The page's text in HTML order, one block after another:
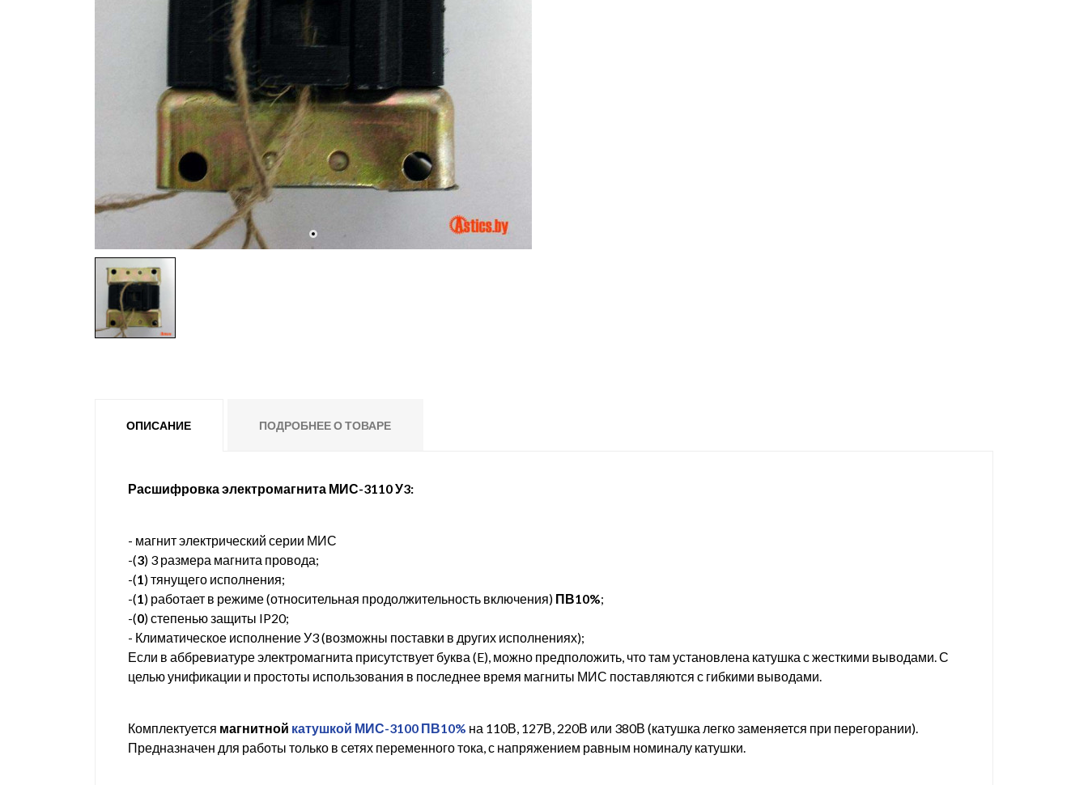
ОПИСАНИЕ ПОДРОБНЕЕ О ТОВАРЕ
Расшифровка электромагнита МИС-3110 У3:
- магнит электрический серии МИС
-(3) 3 размера магнита провода;
-(1) тянущего исполнения;
-(1) работает в режиме (относительная продолжительность включения) ПВ10%;
-(0) степенью защиты IP20;
- Климатическое исполнение У3 (возможны поставки в других исполнениях);
Если в аббревиатуре электромагнита присутствует буква (E), можно предположить, что там установлена катушка с жесткими выводами. С
целью унификации и простоты использования в последнее время магниты МИС поставляются с гибкими выводами.
Комплектуется магнитной катушкой МИС-3100 ПВ10% на 110В, 127В, 220В или 380В (катушка легко заменяется при перегорании).
Предназначен для работы только в сетях переменного тока, с напряжением равным номиналу катушки.